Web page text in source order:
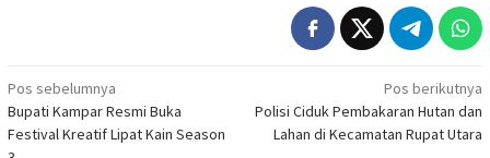
Navigasi
pos
Pos sebelumnya
Bupati Kampar Resmi Buka
Festival Kreatif Lipat Kain Season
Pos berikutnya
Polisi Ciduk Pembakaran Hutan dan
Lahan di Kecamatan Rupat Utara